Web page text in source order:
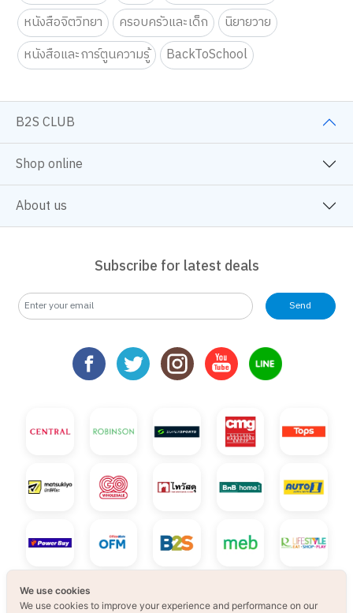
หนังสือจิตวิทยา
ครอบครัวและเด็ก
นิยายวาย
หนังสือและการ์ตูนความรู้
BackToSchool
B2S CLUB
Shop online
About us
Subscribe for latest deals
Send
We use cookies
We use cookies to improve your experience and performance on our